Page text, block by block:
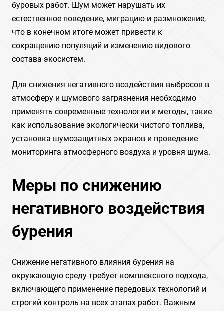
буровых работ. Шум может нарушать их
естественное поведение, миграцию и размножение,
что в конечном итоге может привести к
сокращению популяций и изменению видового
состава экосистем.
Для снижения негативного воздействия выбросов в
атмосферу и шумового загрязнения необходимо
применять современные технологии и методы, такие
как использование экологически чистого топлива,
установка шумозащитных экранов и проведение
мониторинга атмосферного воздуха и уровня шума.
Меры по снижению
негативного воздействия
бурения
Снижение негативного влияния бурения на
окружающую среду требует комплексного подхода,
включающего применение передовых технологий и
строгий контроль на всех этапах работ. Важным